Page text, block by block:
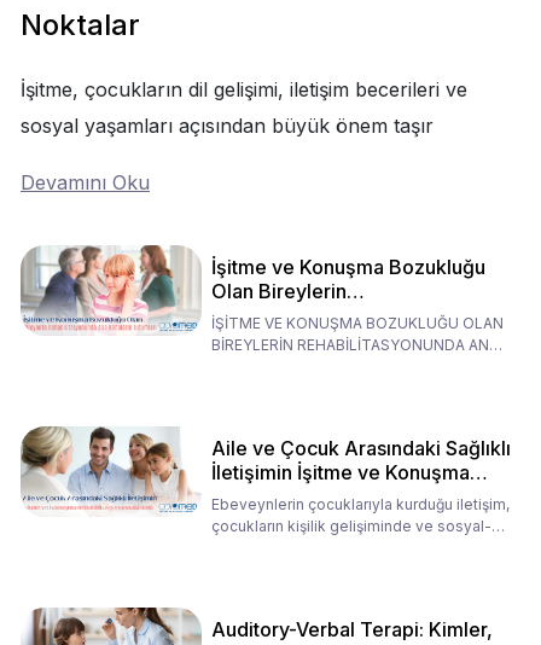
Noktalar
İşitme, çocukların dil gelişimi, iletişim becerileri ve
sosyal yaşamları açısından büyük önem taşır
Devamını Oku
İşitme ve Konuşma Bozukluğu
Olan Bireylerin
Rehabilitasyonunda Ana
Babaların Tutumları
İŞİTME VE KONUŞMA BOZUKLUĞU OLAN
BİREYLERİN REHABİLİTASYONUNDA ANA
Aile ve Çocuk Arasındaki Sağlıklı
İletişimin İşitme ve Konuşma
Rehabilitasyonundaki Rolü
Ebeveynlerin çocuklarıyla kurduğu iletişim,
çocukların kişilik gelişiminde ve sosyal-
Auditory-Verbal Terapi: Kimler,